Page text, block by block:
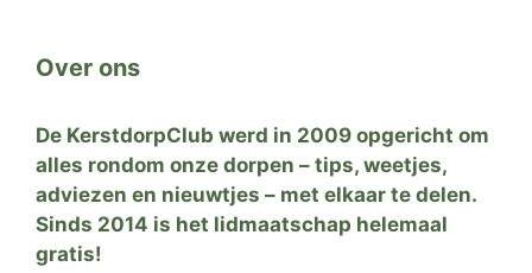
Over ons
De KerstdorpClub werd in 2009 opgericht om
alles rondom onze dorpen – tips, weetjes,
adviezen en nieuwtjes – met elkaar te delen.
Sinds 2014 is het lidmaatschap helemaal
gratis!